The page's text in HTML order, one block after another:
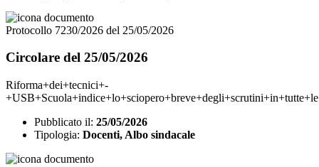
Protocollo 7230/2026 del 25/05/2026
Circolare del 25/05/2026
Riforma+dei+tecnici+-
Pubblicato il: 25/05/2026
Tipologia: Docenti, Albo sindacale